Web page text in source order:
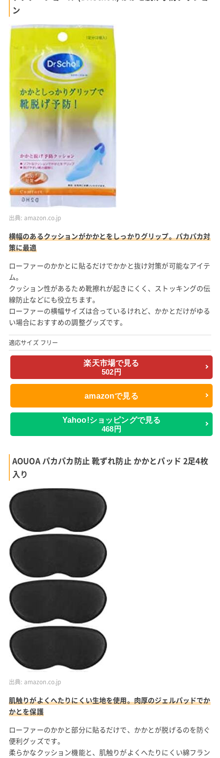
ン
出典: amazon.co.jp
横幅のあるクッションがかかとをしっかりグリップ。パカパカ対
策に最適
ローファーのかかとに貼るだけでかかと抜け対策が可能なアイテ
ム。
クッション性があるため靴擦れが起きにくく、ストッキングの伝
線防止などにも役立ちます。
ローファーの横幅サイズは合っているけれど、かかとだけがゆる
い場合におすすめの調整グッズです。
適応サイズ フリー
楽天市場で見る
502円
amazonで見る
Yahoo!ショッピングで見る
468円
AOUOA パカパカ防止 靴ずれ防止 かかとパッド 2足4枚
入り
出典: amazon.co.jp
肌触りがよくへたりにくい生地を使用。肉厚のジェルパッドでか
かとを保護
ローファーのかかと部分に貼るだけで、かかとが脱げるのを防ぐ
便利グッズです。
柔らかなクッション機能と、肌触りがよくへたりにくい綿フラン